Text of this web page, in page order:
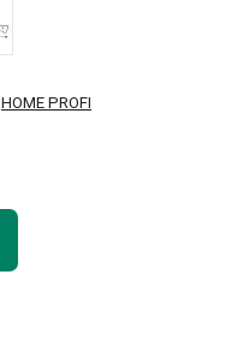
HOME PROFI